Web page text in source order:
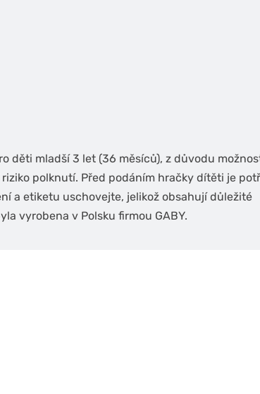
děti mladší 3 let (36 měsíců), z důvodu
polknutí. Před podáním hračky dítěti je
a etiketu uschovejte, jelikož obsahují důležité
vyrobena v Polsku firmou GABY.